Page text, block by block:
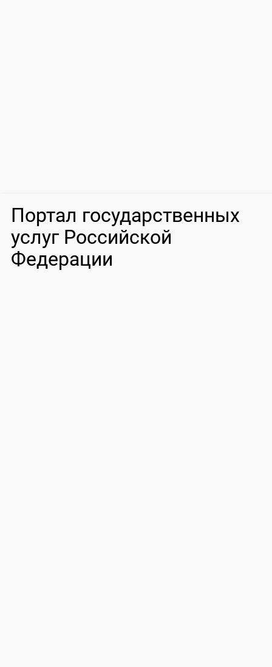
Портал государственных
услуг Российской
Федерации